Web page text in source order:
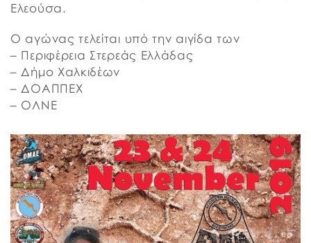
Ελεούσα.
Ο αγώνας τελείται υπό την αιγίδα των
– Περιφέρεια Στερεάς Ελλάδας
– Δήμο Χαλκιδέων
– ΔΟΑΠΠΕΧ
– ΟΛΝΕ